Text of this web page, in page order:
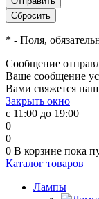
* - Поля,
Сообщение
Ваше сообщение
Вами свяжется
Закрыть окно
с 11:00 до 19:00
0
0
0 В корзине пока
Каталог товаров
Лампы